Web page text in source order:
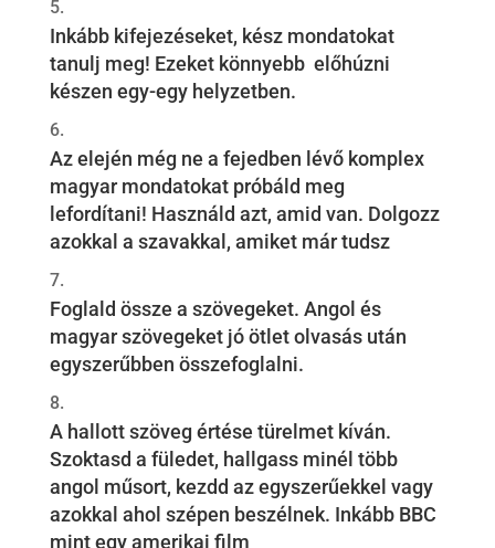
Inkább kifejezéseket, kész mondatokat
tanulj meg! Ezeket könnyebb előhúzni
készen egy-egy helyzetben.
Az elején még ne a fejedben lévő komplex
magyar mondatokat próbáld meg
lefordítani! Használd azt, amid van. Dolgozz
azokkal a szavakkal, amiket már tudsz
Foglald össze a szövegeket. Angol és
magyar szövegeket jó ötlet olvasás után
egyszerűbben összefoglalni.
A hallott szöveg értése türelmet kíván.
Szoktasd a füledet, hallgass minél több
angol műsort, kezdd az egyszerűekkel vagy
azokkal ahol szépen beszélnek. Inkább BBC
mint egy amerikai film